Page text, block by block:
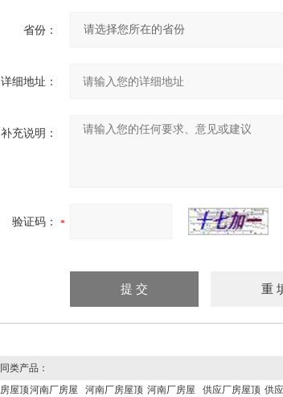
省份：
详细地址：
补充说明：
验证码：
类产品：
屋顶河南厂房屋 河南厂房屋顶 河南厂房屋 供应厂房屋顶 供